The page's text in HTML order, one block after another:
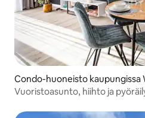
Condo-huoneisto kaupungissa
Vuoristoasunto, hiihto ja